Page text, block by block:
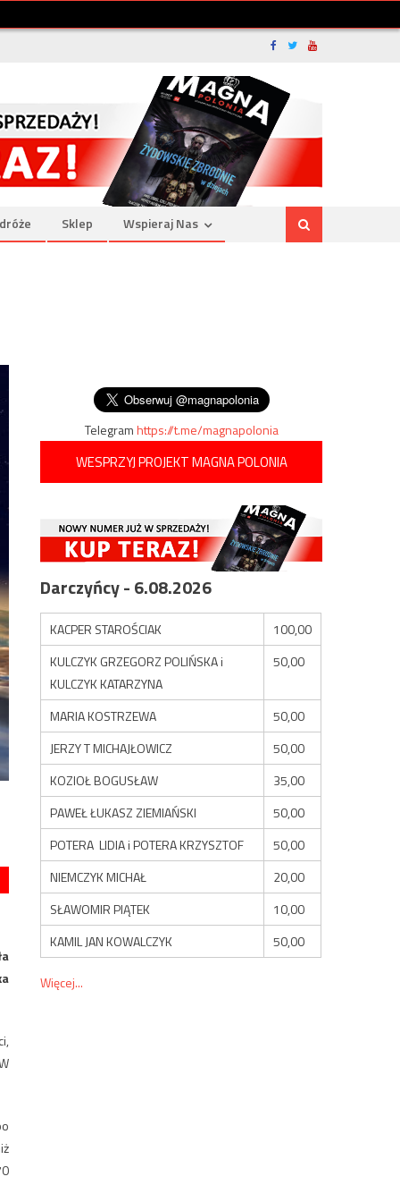
Sklep Wspieraj Nas
Telegramhttps://t.me/magnapolonia
WESPRZYJ PROJEKT MAGNA POLONIA
Darczyńcy - 6.08.2026
KACPER STAROŚCIAK
100,00
KULCZYK GRZEGORZ POLIŃSKA i
KULCZYK KATARZYNA
50,00
MARIA KOSTRZEWA
50,00
JERZY T MICHAJŁOWICZ
50,00
KOZIOŁ BOGUSŁAW
35,00
PAWEŁ ŁUKASZ ZIEMIAŃSKI
50,00
POTERA LIDIA i POTERA KRZYSZTOF
50,00
NIEMCZYK MICHAŁ
20,00
SŁAWOMIR PIĄTEK
10,00
KAMIL JAN KOWALCZYK
50,00
Więcej...